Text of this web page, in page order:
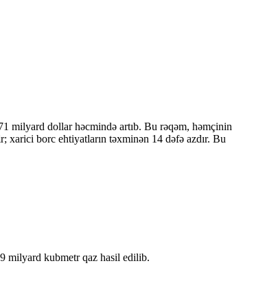
milyard dollar həcmində artıb. Bu rəqəm, həmçinin
borc ehtiyatların təxminən 14 dəfə azdır. Bu
milyard kubmetr qaz hasil edilib.